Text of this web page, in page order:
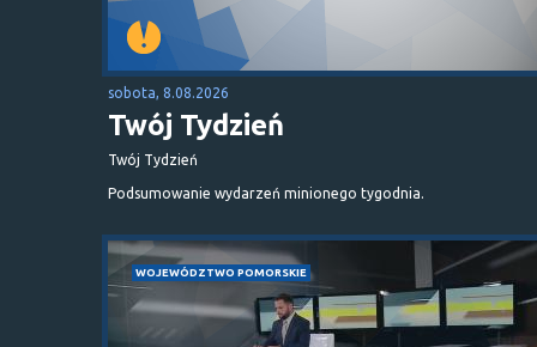
sobota, 8.08.2026
Twój Tydzień
Twój Tydzień
Podsumowanie wydarzeń minionego tygodnia.
WOJEWÓDZTWO POMORSKIE